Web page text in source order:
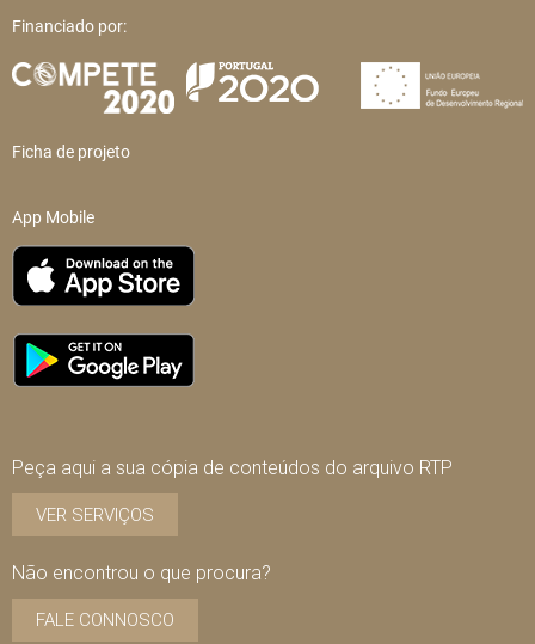
Financiado por:
Ficha de projeto
App Mobile
Peça aqui a sua cópia de conteúdos do arquivo RTP
VER SERVIÇOS
Não encontrou o que procura?
FALE CONNOSCO